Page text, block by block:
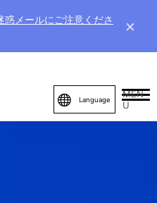
メールにご注意くださ
×
Language
MEN
U